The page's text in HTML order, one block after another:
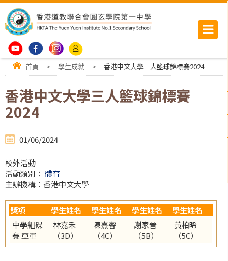
首頁 > 學生成就 > 香港中文大學三人籃球錦標賽2024
香港中文大學三人籃球錦標賽
2024
01/06/2024
校外活動
活動類別： 體育
主辦機構：香港中文大學
獎項 學生姓名 學生姓名 學生姓名
學生姓名
中學組碟
賽 亞軍
林嘉禾
（3D）
陳熹睿
（4C）
謝家晉
（5B）
黃柏晞
（5C）